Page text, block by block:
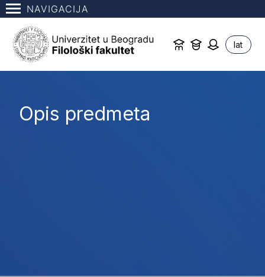
NAVIGACIJA
lat
Opis predmeta